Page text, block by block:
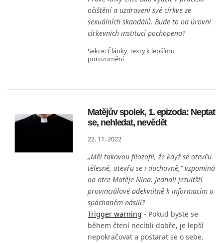
očištění a uzdravení své církve ze
sexuálních skandálů. Bude to na úrovni
církevních institucí pochopeno?
Sekce:Články,Texty k lepšímu
porozumění
Matějův spolek, 1. epizoda: Neptat
se, nehledat, nevědět
22. 11. 2022
„Měl takovou filozofii, že když se otevřu
tělesně, otevřu se i duchovně,“ vzpomíná
na otce Matěje Nina. Jednali jezuitští
provinciálové adekvátně k informacím o
spáchaném násilí?
Trigger warning - Pokud byste se
během čtení necítili dobře, je lepší
nepokračovat a postarat se o sebe.